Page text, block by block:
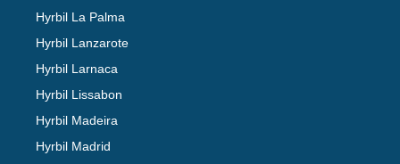
Hyrbil La Palma
Hyrbil Lanzarote
Hyrbil Larnaca
Hyrbil Lissabon
Hyrbil Madeira
Hyrbil Madrid